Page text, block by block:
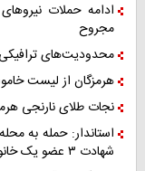
مجروح
محدودیت‌های ترافیکی
هرمزگان از لیست
نجات طلای نارنجی
استاندار: حمله به
شهادت ۳ عضو یک خانواده قشمی